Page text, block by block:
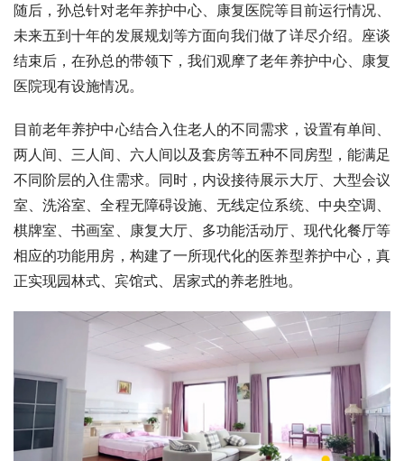
随后，孙总针对老年养护中心、康复医院等目前运行情况、
未来五到十年的发展规划等方面向我们做了详尽介绍。座谈
结束后，在孙总的带领下，我们观摩了老年养护中心、康复
医院现有设施情况。
目前老年养护中心结合入住老人的不同需求，设置有单间、
两人间、三人间、六人间以及套房等五种不同房型，能满足
不同阶层的入住需求。同时，内设接待展示大厅、大型会议
室、洗浴室、全程无障碍设施、无线定位系统、中央空调、
棋牌室、书画室、康复大厅、多功能活动厅、现代化餐厅等
相应的功能用房，构建了一所现代化的医养型养护中心，真
正实现园林式、宾馆式、居家式的养老胜地。